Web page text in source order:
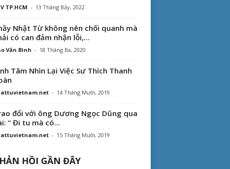
TP.HCM - 13 Tháng Bảy, 2022
Nhật Từ không nên chối quanh mà
có can đảm nhận lỗi,...
Văn Bình - 18 Tháng Ba, 2020
Tâm Nhìn Lại Việc Sư Thích Thanh
- 14 Tháng Mười, 2019
đổi với ông Dương Ngọc Dũng qua
“ Đi tu mà có...
- 15 Tháng Mười, 2019
HỒI GẦN ĐÂY